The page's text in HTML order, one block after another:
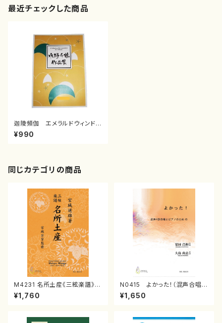
最近チェックした商品
迦陵頻伽 エメラルドウィンド(/
水野 千鶴/楽譜）
¥990
同じカテゴリの商品
M4231 名所土産《三絃楽譜》
（三絃/宮城道雄著・宮城宗家監
修/三絃楽譜）
¥1,760
N0415 よかった！（混声合唱，
ピアノ/夏田昌和/楽譜）
¥1,650